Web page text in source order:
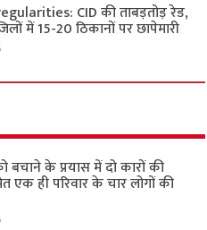
CID की ताबड़तोड़ रेड,
में 15-20 ठिकानों पर छापेमारी
बचाने के प्रयास में दो कारों की
एक ही परिवार के चार लोगों की